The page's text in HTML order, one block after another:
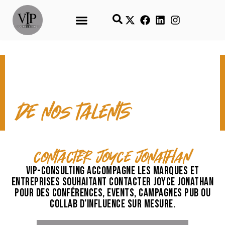
CONTACT & TEMPS FORTS
de nos talents
contacter Joyce Jonathan
VIP-Consulting accompagne les marques et
entreprises souhaitant contacter Joyce Jonathan
pour des conférences, events, campagnes pub ou
collab d’influence sur mesure.